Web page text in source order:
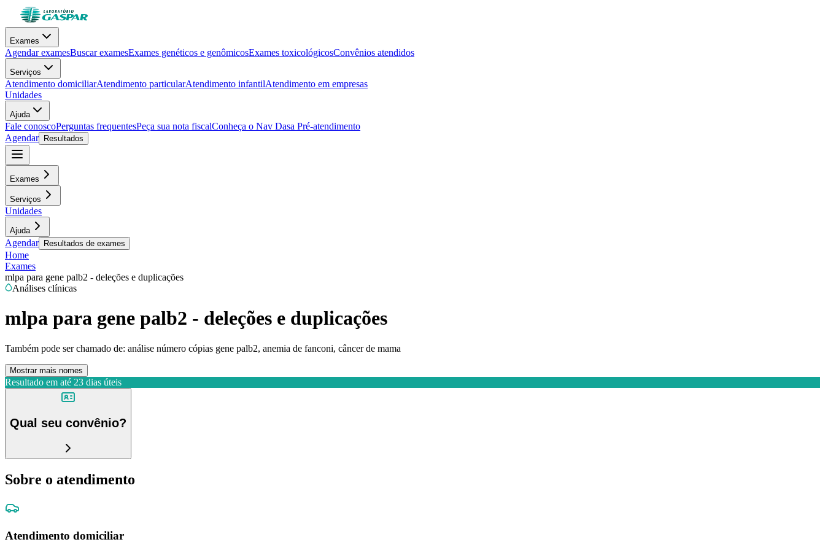
Exames
Agendar examesBuscar examesExames genéticos e genômicosExames toxicológicosConvênios atendidos
Serviços
Atendimento domiciliarAtendimento particularAtendimento infantilAtendimento em empresas
Unidades
Ajuda
Fale conoscoPerguntas frequentesPeça sua nota fiscalConheça o Nav Dasa Pré-atendimento
Agendar
Resultados
Exames
Serviços
Unidades
Ajuda
Agendar Resultados de exames
Home
Exames
mlpa para gene palb2 - deleções e duplicações
Análises clínicas
mlpa para gene palb2 - deleções e duplicações
Também pode ser chamado de: análise número cópias gene palb2, anemia de fanconi, câncer de mama
Mostrar mais nomes
Resultado em até 23 dias úteis
Qual seu convênio?
Sobre o atendimento
Atendimento domiciliar